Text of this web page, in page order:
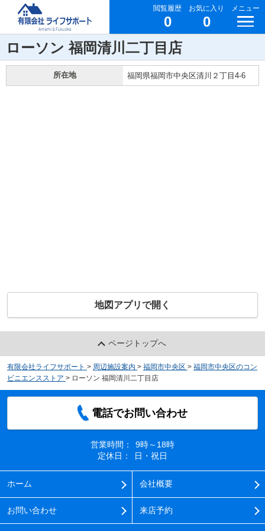
閲覧履歴
0
お気に入り
0
メニュー
ローソン 福岡清川二丁目店
所在地 福岡県福岡市中央区清川２丁目4-6
地図アプリで開く
ページトップへ
有限会社ライフサポート > 周辺施設案内 > 福岡市中央区 > 福岡市中央区のコン
ビニエンスストア > ローソン 福岡清川二丁目店
電話でお問い合わせ
営業時間：
9時～18時
定休日：
日・祝日
ホーム 会社概要
お問い合わせ 来店予約